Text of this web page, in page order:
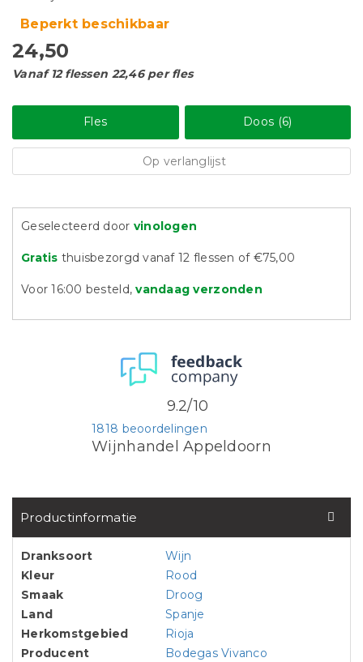
Beperkt beschikbaar
24,50
Vanaf 12 flessen 22,46 per fles
Fles Doos (6)
Op verlanglijst
Geselecteerd door vinologen
Gratis thuisbezorgd vanaf 12 flessen of €75,00
Voor 16:00 besteld,vandaag verzonden
Wijnhandel Appeldoorn
1818 beoordelingen
9.2/10
Productinformatie
Dranksoort
Wijn
Kleur
Rood
Smaak
Droog
Land
Spanje
Herkomstgebied
Rioja
Producent
Bodegas Vivanco